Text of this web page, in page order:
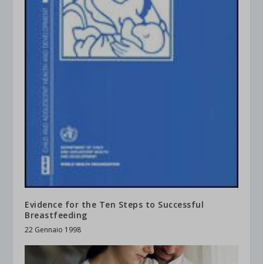
Evidence for the Ten Steps to Successful
Breastfeeding
22 Gennaio 1998